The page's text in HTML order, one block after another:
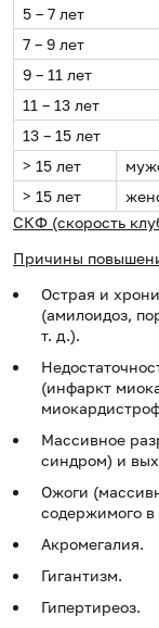
5 – 7 лет
7 – 9 лет
9 – 11 лет
11 – 13 лет
13 – 15 лет
> 15 лет
> 15 лет
СКФ (скорость
Причины
Острая и
(амилоидоз,
т. д.).
(инфаркт
Массивное
синдром) и
Ожоги
содержимого
Акромегалия.
Гигантизм.
Гипертиреоз.